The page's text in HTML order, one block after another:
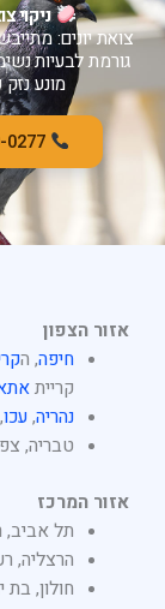
ניקוי
צואת יונים:
גורמת לבעיות
מונע
052-899-0277
אזור הצפון
חיפה, ה
קריית
נהריה,עכו
טבריה,
אזור המרכז
תל אביב,
הרצליה,
חולון, בת